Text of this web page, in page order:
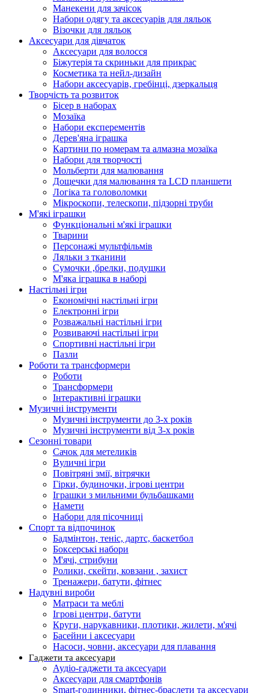
Манекени для зачісок
Набори одягу та аксесуарів для ляльок
Візочки для ляльок
Аксесуари для дівчаток
Аксесуари для волосся
Біжутерія та скриньки для прикрас
Косметика та нейл-дизайн
Набори аксесуарів, гребінці, дзеркальця
Творчість та розвиток
Бісер в наборах
Мозаїка
Набори експерементів
Дерев'яна іграшка
Картини по номерам та алмазна мозаїка
Набори для творчості
Мольберти для малювання
Дощечки для малювання та LCD планшети
Логіка та головоломки
Мікроскопи, телескопи, підзорні труби
М'які іграшки
Функціональні м'які іграшки
Тварини
Персонажі мультфільмів
Ляльки з тканини
Сумочки ,брелки, подушки
М'яка іграшка в наборі
Настільні ігри
Економічні настільні ігри
Електронні ігри
Розважальні настільні ігри
Розвиваючі настільні ігри
Спортивні настільні ігри
Пазли
Роботи та трансформери
Роботи
Трансформери
Інтерактивні іграшки
Музичні інструменти
Музичні інструменти до 3-х років
Музичні інструменти від 3-х років
Сезонні товари
Сачок для метеликів
Вуличні ігри
Повітряні змії, вітрячки
Гірки, будиночки, ігрові центри
Іграшки з мильними бульбашками
Намети
Набори для пісочниці
Спорт та відпочинок
Бадмінтон, теніс, дартс, баскетбол
Боксерські набори
М'ячі, стрибуни
Ролики, скейти, ковзани , захист
Тренажери, батути, фітнес
Надувні вироби
Матраси та меблі
Ігрові центри, батути
Круги, нарукавники, плотики, жилети, м'ячі
Басейни і аксесуари
Насоси, човни, аксесуари для плавання
Гаджети та аксесуари
Аудіо-гаджети та аксесуари
Аксесуари для смартфонів
Smart-годинники, фітнес-браслети та аксесуари